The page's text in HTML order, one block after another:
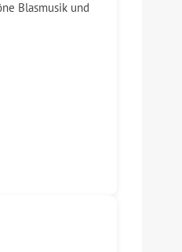
Blasmusik und